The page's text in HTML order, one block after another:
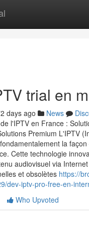
trial en
days ago News
l'IPTV en France :
Premium L'IPTV
la
Cette technologie
audiovisuel via
et obsolètes https://
dev-iptv-pro-free-en-
Who Upvoted